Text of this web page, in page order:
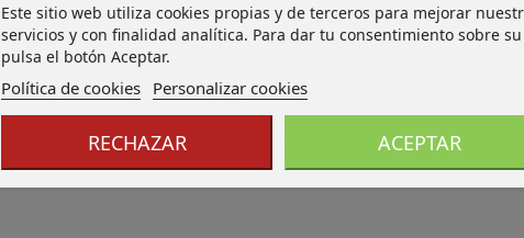
Este sitio web utiliza cookies propias y de terceros para mejorar
servicios y con finalidad analítica. Para dar tu consentimiento sobre
pulsa el botón Aceptar.
Política de cookies Personalizar cookies
RECHAZAR ACEPTAR